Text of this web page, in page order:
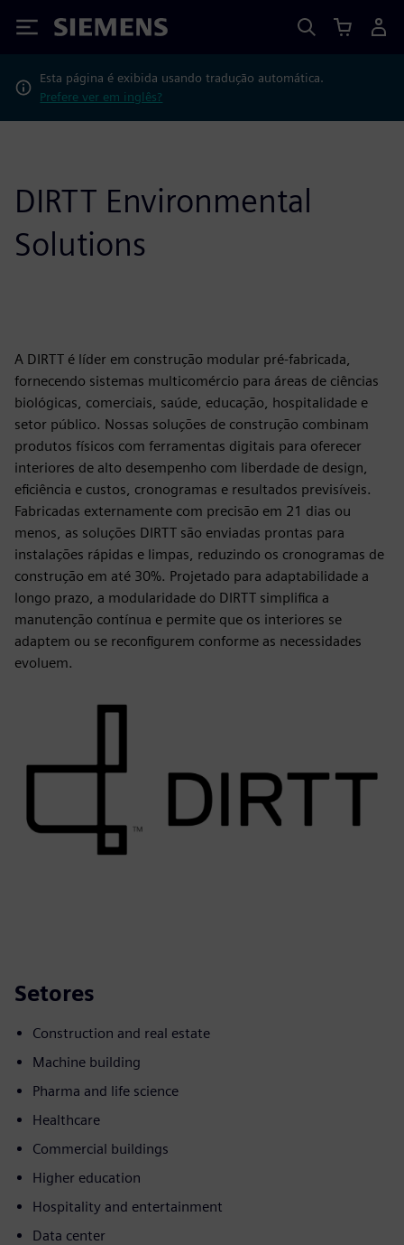
Siemens
Esta página é exibida usando tradução automática.
Prefere ver em inglês?
DIRTT Environmental
Solutions
A DIRTT é líder em construção modular pré-fabricada,
fornecendo sistemas multicomércio para áreas de ciências
biológicas, comerciais, saúde, educação, hospitalidade e
setor público. Nossas soluções de construção combinam
produtos físicos com ferramentas digitais para oferecer
interiores de alto desempenho com liberdade de design,
eficiência e custos, cronogramas e resultados previsíveis.
Fabricadas externamente com precisão em 21 dias ou
menos, as soluções DIRTT são enviadas prontas para
instalações rápidas e limpas, reduzindo os cronogramas de
construção em até 30%. Projetado para adaptabilidade a
longo prazo, a modularidade do DIRTT simplifica a
manutenção contínua e permite que os interiores se
adaptem ou se reconfigurem conforme as necessidades
evoluem.
Setores
Construction and real estate
Machine building
Pharma and life science
Healthcare
Commercial buildings
Higher education
Hospitality and entertainment
Data center